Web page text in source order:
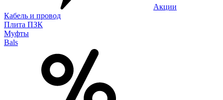
Акции
Кабель и провод
Плита ПЗК
Муфты
Bals